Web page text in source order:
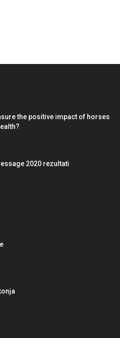
the positive impact of horses
2020 rezultati